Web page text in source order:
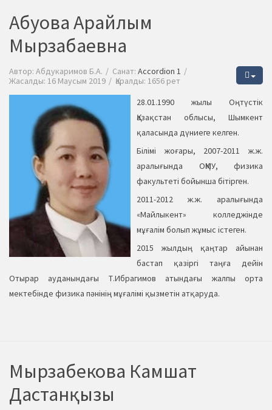
Абуова Арайлым
Мырзабаевна
Автор: Абдукаримов Б.А. Санат: Accordion 1
Жасалды: 16 Маусым 2019
Қаралды: 1656 рет
28.01.1990 жылы Оңтүстік
Қазақстан облысы, Шымкент
қаласында дүниеге келген.
Білімі жоғары, 2007-2011 ж.ж.
аралығында ОҚМУ, физика
факультеті бойынша бітірген.
2011-2012 ж.ж. аралығында
«Майлыкент» колледжінде
мұғалім болып жұмыс істеген.
2015 жылдың қаңтар айынан
бастап қазіргі таңға дейін
Отырар ауданындағы Т.Ибрагимов атындағы жалпы орта
мектебінде физика пәнінің мұғалімі қызметін атқаруда.
Мырзабекова Камшат
Дастанқызы